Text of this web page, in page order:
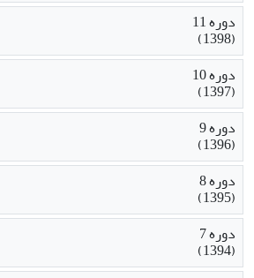
دوره 11
(1398)
دوره 10
(1397)
دوره 9
(1396)
دوره 8
(1395)
دوره 7
(1394)